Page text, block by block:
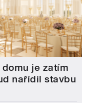
je zatím
nařídil stavbu